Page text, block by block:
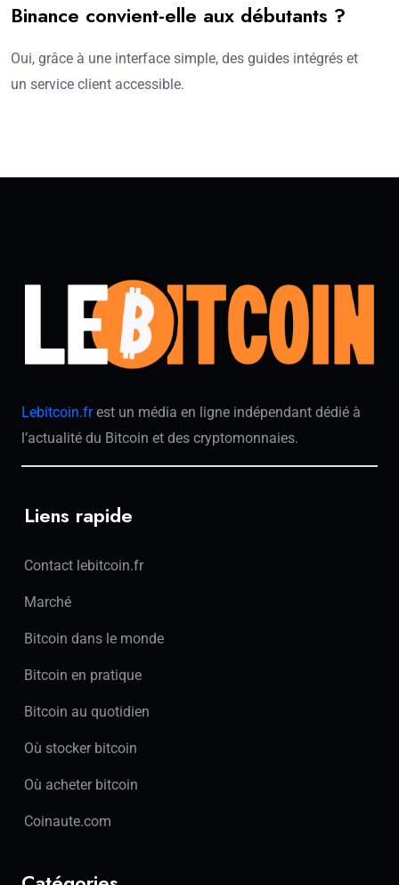
Binance convient-elle aux débutants ?
Oui, grâce à une interface simple, des guides intégrés et
un service client accessible.
Lebitcoin.frest un média en ligne indépendant dédié à
l’actualité du Bitcoin et des cryptomonnaies.
Liens rapide
Contact lebitcoin.fr
Marché
Bitcoin dans le monde
Bitcoin en pratique
Bitcoin au quotidien
Où stocker bitcoin
Où acheter bitcoin
Coinaute.com